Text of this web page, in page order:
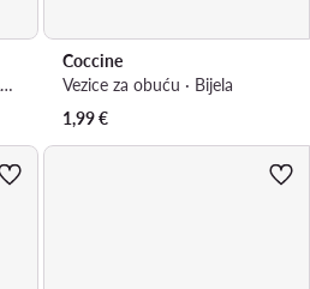
Sredstvo za impregnaciju · Antiacqua 55/58/250/Z/67V1
Coccine
Vezice za obuću · Bijela
1,99€